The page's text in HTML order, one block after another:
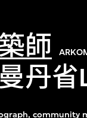
師
丹
community